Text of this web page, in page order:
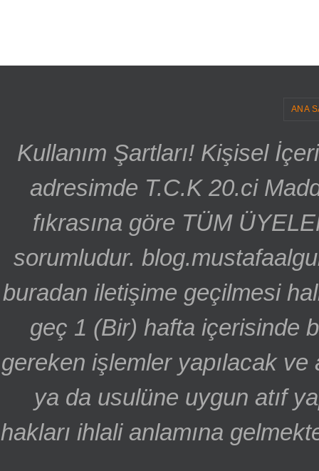
ANA
Kullanım Şartları! Kişisel
adresimde T.C.K 20.ci
fıkrasına göre TÜM
sorumludur.
buradan iletişime geçilmesi
geç 1 (Bir) hafta içerisinde
gereken işlemler yapılacak ve
ya da usulüne uygun atıf
hakları ihlali anlamına